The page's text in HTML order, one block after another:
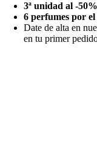
3ª unidad al -
6 perfumes por
Date de alta en
en tu primer